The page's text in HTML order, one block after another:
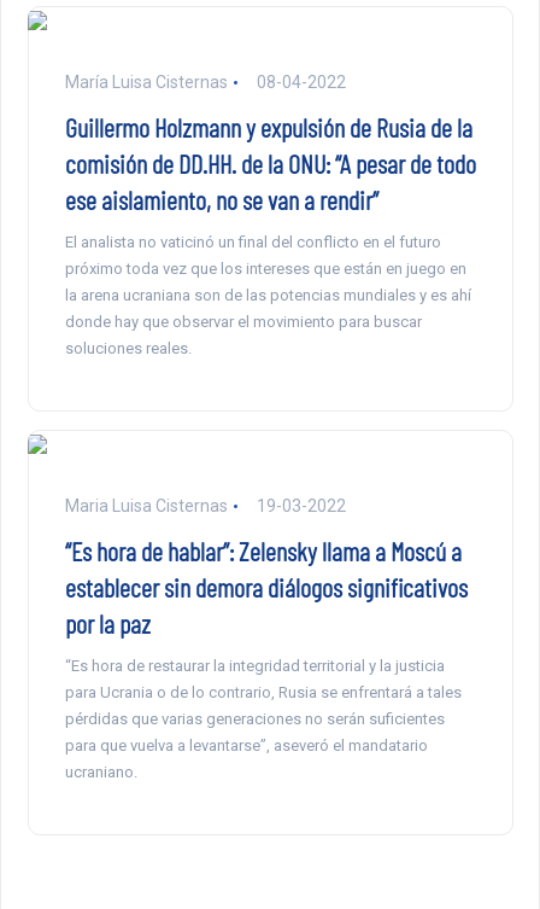
María Luisa Cisternas 08-04-2022
Guillermo Holzmann y expulsión de Rusia de la
comisión de DD.HH. de la ONU: “A pesar de todo
ese aislamiento, no se van a rendir”
El analista no vaticinó un final del conflicto en el futuro
próximo toda vez que los intereses que están en juego en
la arena ucraniana son de las potencias mundiales y es ahí
donde hay que observar el movimiento para buscar
soluciones reales.
Maria Luisa Cisternas 19-03-2022
“Es hora de hablar”: Zelensky llama a Moscú a
establecer sin demora diálogos significativos
por la paz
“Es hora de restaurar la integridad territorial y la justicia
para Ucrania o de lo contrario, Rusia se enfrentará a tales
pérdidas que varias generaciones no serán suficientes
para que vuelva a levantarse”, aseveró el mandatario
ucraniano.